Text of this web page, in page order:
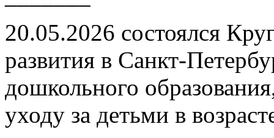
20.05.2026 состоялся
развития в Санкт-
дошкольного
уходу за детьми в